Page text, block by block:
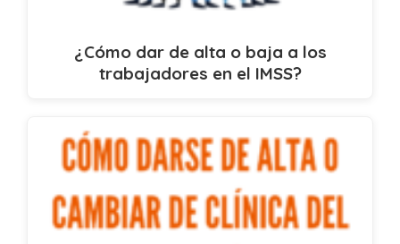
¿Cómo dar de alta o baja a los
trabajadores en el IMSS?